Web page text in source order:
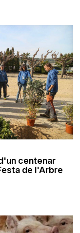
centenar
de l'Arbre